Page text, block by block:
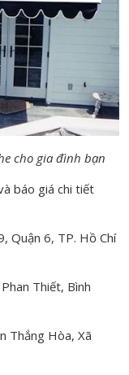
cho gia đình bạn
báo giá chi tiết
Quận 6, TP. Hồ Chí
Thiết, Bình
Thắng Hòa, Xã